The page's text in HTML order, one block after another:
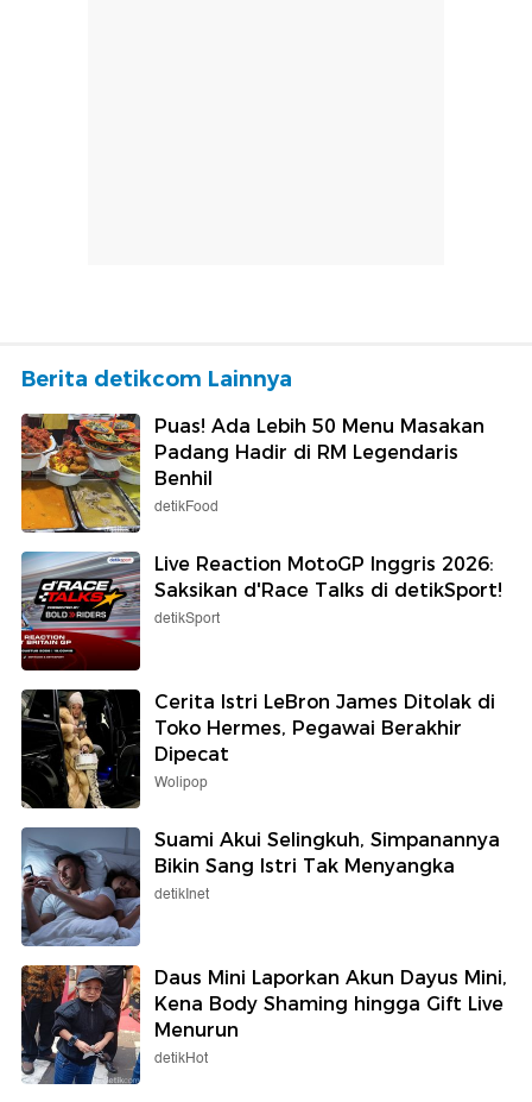
Berita detikcom Lainnya
Puas! Ada Lebih 50 Menu Masakan
Padang Hadir di RM Legendaris
Benhil
detikFood
Live Reaction MotoGP Inggris 2026:
Saksikan d'Race Talks di detikSport!
detikSport
Cerita Istri LeBron James Ditolak di
Toko Hermes, Pegawai Berakhir
Dipecat
Wolipop
Suami Akui Selingkuh, Simpanannya
Bikin Sang Istri Tak Menyangka
detikInet
Daus Mini Laporkan Akun Dayus Mini,
Kena Body Shaming hingga Gift Live
Menurun
detikHot